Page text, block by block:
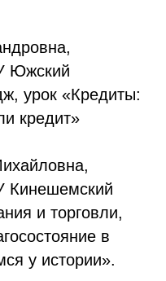
Южский
урок «Кредиты:
кредит»
Кинешемский
и торговли,
в
у истории».